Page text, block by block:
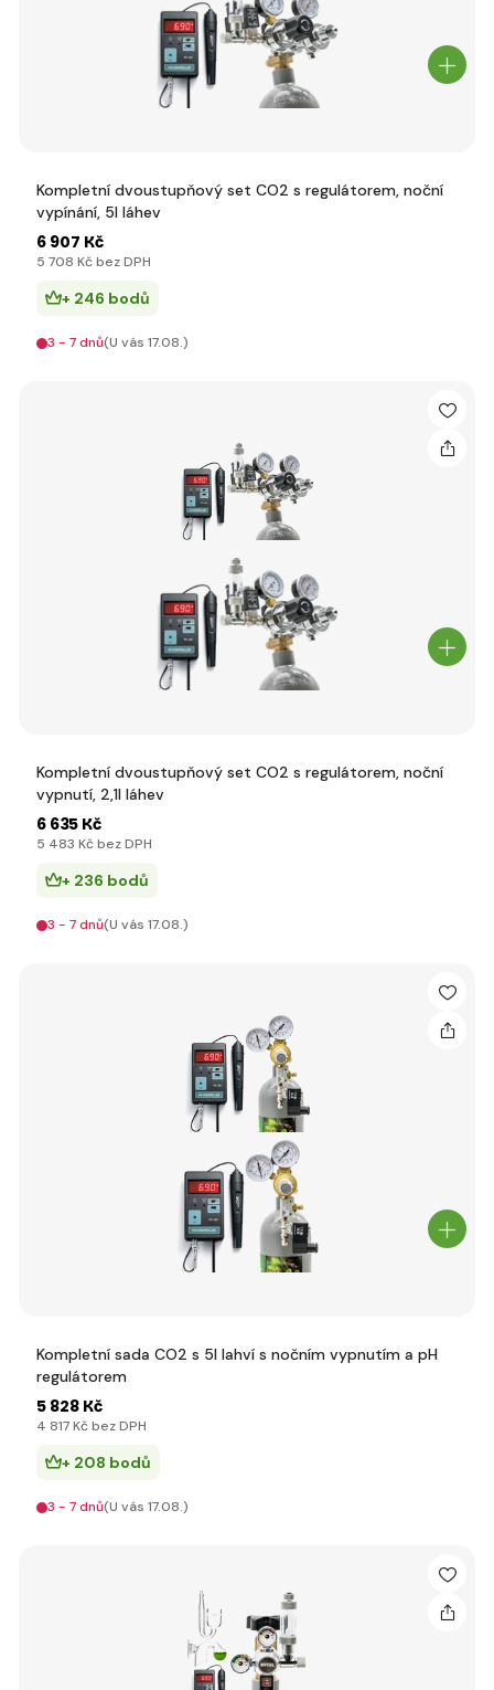
Kompletní dvoustupňový set CO2 s regulátorem, noční
vypínání, 5l láhev
6 907 Kč
5 708 Kč bez DPH
+ 246 bodů
3 - 7 dnů(U vás 17.08.)
Kompletní dvoustupňový set CO2 s regulátorem, noční
vypnutí, 2,1l láhev
6 635 Kč
5 483 Kč bez DPH
+ 236 bodů
3 - 7 dnů(U vás 17.08.)
Kompletní sada CO2 s 5l lahví s nočním vypnutím a pH
regulátorem
5 828 Kč
4 817 Kč bez DPH
+ 208 bodů
3 - 7 dnů(U vás 17.08.)